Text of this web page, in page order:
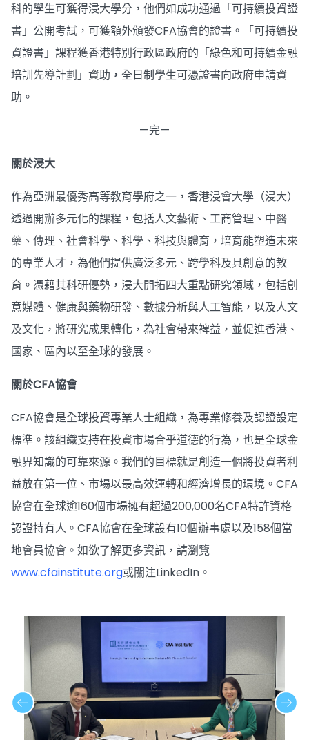
科的學生可獲得浸大學分，他們如成功通過「可持續投資證
書」公開考試，可獲額外頒發CFA協會的證書。「可持續投
資證書」課程獲香港特別行政區政府的「綠色和可持續金融
培訓先導計劃」資助 ， 全日制學生可憑證書向政府申請資
助。
—完—
關於浸大
作為亞洲最優秀高等教育學府之一，香港浸會大學（浸大）
透過開辦多元化的課程，包括人文藝術、工商管理、中醫
藥、傳理、社會科學、科學、科技與體育，培育能塑造未來
的專業人才，為他們提供廣泛多元、跨學科及具創意的教
育。憑藉其科研優勢，浸大開拓四大重點研究領域，包括創
意媒體、健康與藥物研發、數據分析與人工智能，以及人文
及文化，將研究成果轉化，為社會帶來裨益，並促進香港、
國家、區內以至全球的發展。
關於CFA協會
CFA協會是全球投資專業人士組織，為專業修養及認證設定
標準。該組織支持在投資市場合乎道德的行為，也是全球金
融界知識的可靠來源。我們的目標就是創造一個將投資者利
益放在第一位、市場以最高效運轉和經濟增長的環境。CFA
協會在全球逾160個市場擁有超過200,000名CFA特許資格
認證持有人。CFA協會在全球設有10個辦事處以及158個當
地會員協會。如欲了解更多資訊，請瀏覽
www.cfainstitute.org或關注LinkedIn。